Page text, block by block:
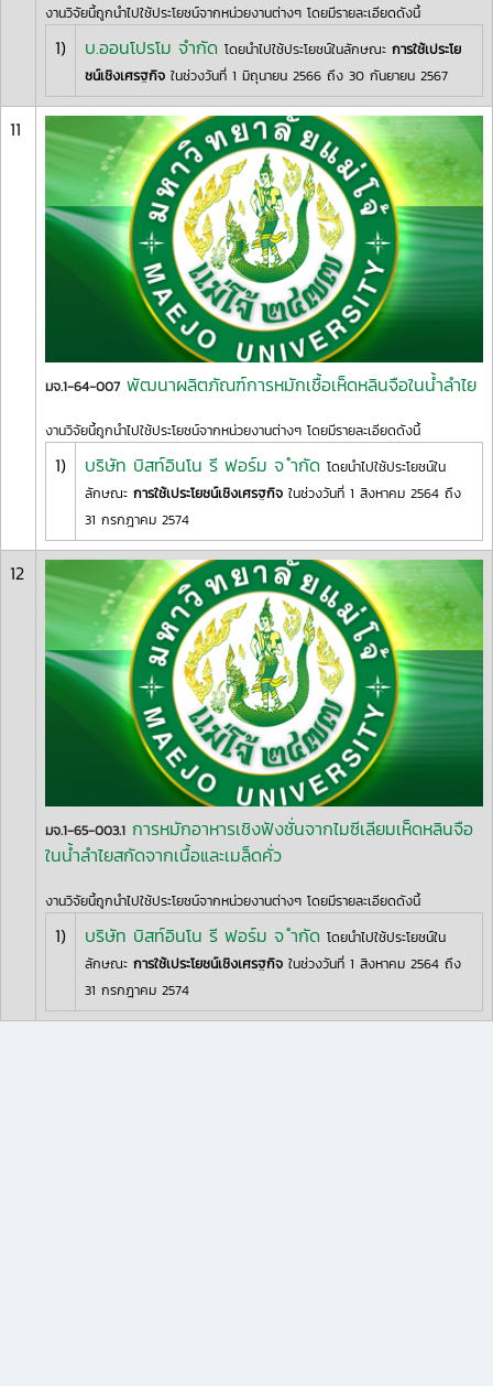
งานวิจัยนี้ถูกนำไปใช้ประโยชน์จากหน่วยงานต่างๆ โดยมีรายละเอียดดังนี้
1) บ.ออนโปรโม จำกัด โดยนำไปใช้ประโยชน์ในลักษณะ การใช้เประโย
ชน์เชิงเศรฐกิจ ในช่วงวันที่ 1 มิถุนายน 2566 ถึง 30 กันยายน 2567
11
มจ.1-64-007 พัฒนาผลิตภัณฑ์การหมักเชื้อเห็ดหลินจือในน้ำลำไย
งานวิจัยนี้ถูกนำไปใช้ประโยชน์จากหน่วยงานต่างๆ โดยมีรายละเอียดดังนี้
1) บริษัท บิสท์อินโน รี ฟอร์ม จ ำกัด โดยนำไปใช้ประโยชน์ใน
ลักษณะ การใช้เประโยชน์เชิงเศรฐกิจ ในช่วงวันที่ 1 สิงหาคม 2564 ถึง
31 กรกฎาคม 2574
12
มจ.1-65-003.1 การหมักอาหารเชิงฟังชั่นจากไมซีเลียมเห็ดหลินจือ
ในน้ำลำไยสกัดจากเนื้อและเมล็ดคั่ว
งานวิจัยนี้ถูกนำไปใช้ประโยชน์จากหน่วยงานต่างๆ โดยมีรายละเอียดดังนี้
1) บริษัท บิสท์อินโน รี ฟอร์ม จ ำกัด โดยนำไปใช้ประโยชน์ใน
ลักษณะ การใช้เประโยชน์เชิงเศรฐกิจ ในช่วงวันที่ 1 สิงหาคม 2564 ถึง
31 กรกฎาคม 2574